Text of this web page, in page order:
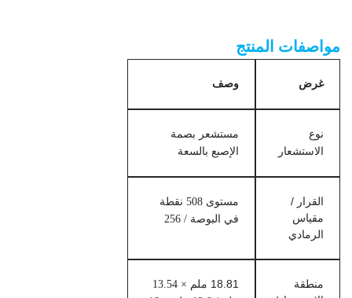
مواصفات المنتج
غرض وصف
نوع
الاستشعار
مستشعر بصمة
الإصبع بالسعة
القرار /
مقياس
الرمادي
مستوى 508 نقطة
في البوصة / 256
منطقة
18.81 ملم
× 13.54